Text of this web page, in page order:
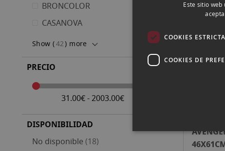
BRONCOLOR
CASANOVA
Show (42) more
PRECIO
31.00€ - 2003.00€
DISPONIBILIDAD
No disponible 18
artículos
NEGRA
Este sitio
COOKIES
COOKIES DE